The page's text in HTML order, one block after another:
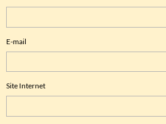
E-mail
Site Internet